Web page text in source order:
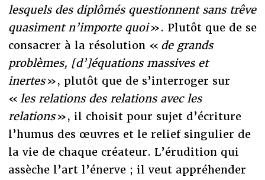
lesquels des diplômés questionnent sans trêve
quasiment n’importe quoi». Plutôt que de se
consacrer à la résolution « de grands
problèmes, [d’]équations massives et
inertes», plutôt que de s’interroger sur
« les relations des relations avec les
relations», il choisit pour sujet d’écriture
l’humus des œuvres et le relief singulier de
la vie de chaque créateur. L’érudition qui
assèche l’art l’énerve ; il veut appréhender